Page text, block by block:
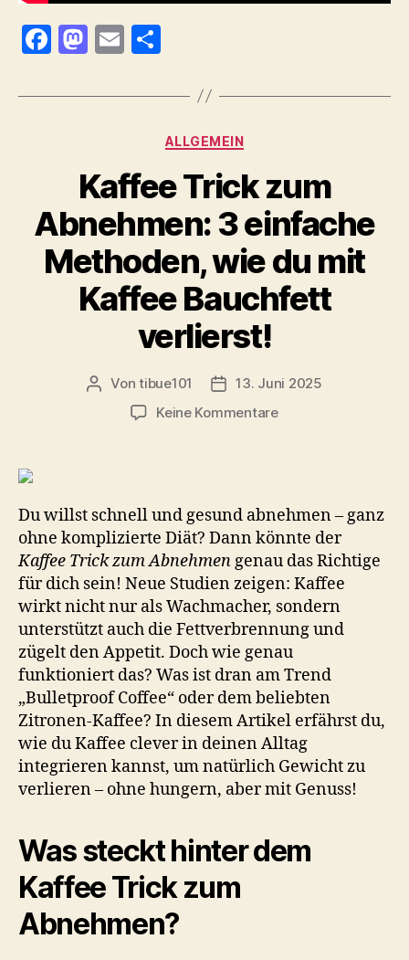
F
c
o
k
M
to
n
E
ai le
n
Kategorien
ALLGEMEIN
Kaffee Trick zum
Abnehmen: 3 einfache
Methoden, wie du mit
Kaffee Bauchfett
verlierst!
Beitragsautor
Vontibue101 Veröffentlichungsdatum
13. Juni 2025
Keine Kommentarezu
3
einfache
Methoden,
wie
du
mit
Kaffee
Bauchfett
verlierst!
Du willst schnell und gesund abnehmen – ganz
ohne komplizierte Diät? Dann könnte der
Kaffee Trick zum Abnehmengenau das Richtige
für dich sein! Neue Studien zeigen: Kaffee
wirkt nicht nur als Wachmacher, sondern
unterstützt auch die Fettverbrennung und
zügelt den Appetit. Doch wie genau
funktioniert das? Was ist dran am Trend
„Bulletproof Coffee“ oder dem beliebten
Zitronen-Kaffee? In diesem Artikel erfährst du,
wie du Kaffee clever in deinen Alltag
integrieren kannst, um natürlich Gewicht zu
verlieren – ohne hungern, aber mit Genuss!
Was steckt hinter dem
Kaffee Trick zum
Abnehmen?